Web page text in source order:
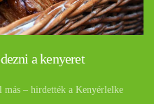
a kenyeret
– hirdették a Kenyérlelke